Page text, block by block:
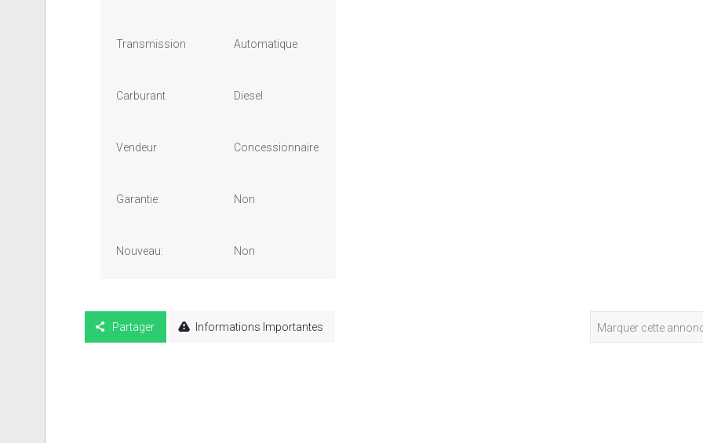
Transmission Automatique
Carburant Diesel
Vendeur Concessionnaire
Garantie: Non
Nouveau: Non
Partager Informations Importantes